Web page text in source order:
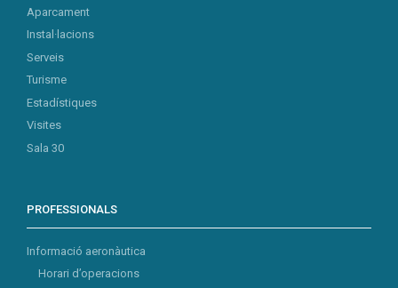
Aparcament
Instal·lacions
Serveis
Turisme
Estadístiques
Visites
Sala 30
PROFESSIONALS
Informació aeronàutica
Horari d’operacions